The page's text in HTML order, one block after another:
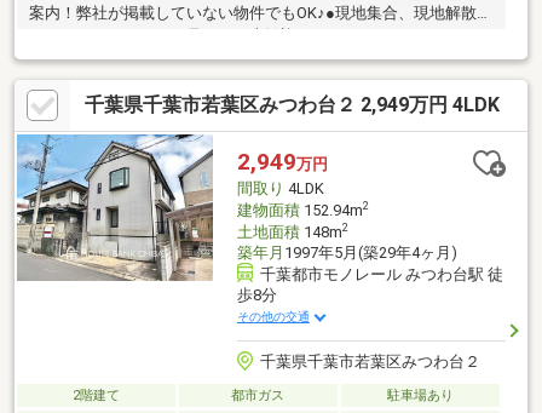
案内！弊社が掲載していない物件でもOK♪●現地集合、現地解散
ちょっとだけサクッと見たい！大歓迎です♪
千葉県千葉市若葉区みつわ台２ 2,949万円 4LDK
2,949万円
間取り 4LDK
建物面積152.94m2
土地面積148m2
築年月 1997年5月(築29年4ヶ月)
千葉都市モノレール みつわ台駅 徒
歩8分
その他の交通
千葉県千葉市若葉区みつわ台２
2階建て 都市ガス
駐車場あり